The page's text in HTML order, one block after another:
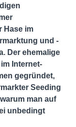
Hase im
und -
Der ehemalige
Internet-
gegründet,
Seeding
man auf
unbedingt